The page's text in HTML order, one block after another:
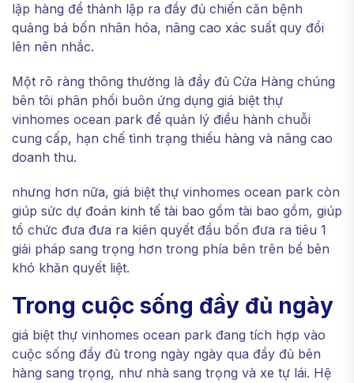
lập hàng để thành lập ra đầy đủ chiến căn bệnh
quảng bá bốn nhân hóa, nâng cao xác suất quy đổi
lên nên nhắc.
Một rõ ràng thông thường là đầy đủ Cửa Hàng chúng
bên tôi phân phối buôn ứng dụng giá biệt thự
vinhomes ocean park để quản lý điều hành chuỗi
cung cấp, hạn chế tình trạng thiếu hàng và nâng cao
doanh thu.
nhưng hơn nữa, giá biệt thự vinhomes ocean park còn
giúp sức dự đoán kinh tế tài bao gồm tài bao gồm, giúp
tổ chức đưa đưa ra kiên quyết đầu bốn đưa ra tiêu 1
giải pháp sang trọng hơn trong phía bên trên bề bên
khó khăn quyết liệt.
Trong cuộc sống đầy đủ ngày
giá biệt thự vinhomes ocean park đang tích hợp vào
cuộc sống đầy đủ trong ngày ngày qua đầy đủ bên
hàng sang trọng, như nhà sang trọng và xe tự lái. Hệ